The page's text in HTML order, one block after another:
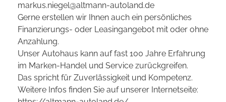
markus.niegel@altmann-autoland.de
Gerne erstellen wir Ihnen auch ein persönliches
Finanzierungs- oder Leasingangebot mit oder ohne
Anzahlung.
Unser Autohaus kann auf fast 100 Jahre Erfahrung
im Marken-Handel und Service zurückgreifen.
Das spricht für Zuverlässigkeit und Kompetenz.
Weitere Infos finden Sie auf unserer Internetseite: